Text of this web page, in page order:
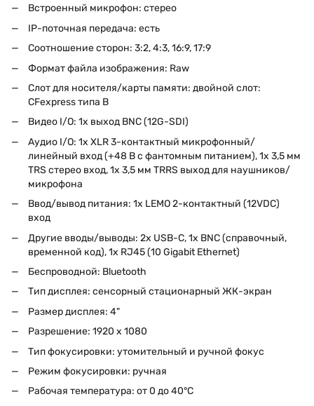
Встроенный микрофон: стерео
IP-поточная передача: есть
Соотношение сторон: 3:2, 4:3, 16:9, 17:9
Формат файла изображения: Raw
Слот для носителя/карты памяти: двойной слот:
CFexpress типа B
Видео I/O: 1х выход BNC (12G-SDI)
Аудио I/O: 1x XLR 3-контактный микрофонный/
линейный вход (+48 В с фантомным питанием), 1x 3,5 мм
TRS стерео вход, 1x 3,5 мм TRRS выход для наушников/
микрофона
Ввод/вывод питания: 1x LEMO 2-контактный (12VDC)
вход
Другие вводы/выводы: 2x USB-C, 1x BNC (справочный,
временной код), 1x RJ45 (10 Gigabit Ethernet)
Беспроводной: Bluetooth
Тип дисплея: сенсорный стационарный ЖК-экран
Размер дисплея: 4"
Разрешение: 1920 x 1080
Тип фокусировки: утомительный и ручной фокус
Режим фокусировки: ручная
Рабочая температура: от 0 до 40°C